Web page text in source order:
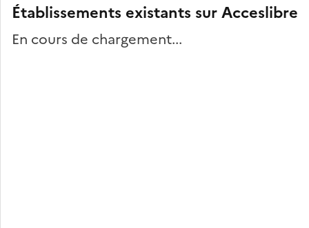
Établissements existants sur Acceslibre
En cours de chargement...